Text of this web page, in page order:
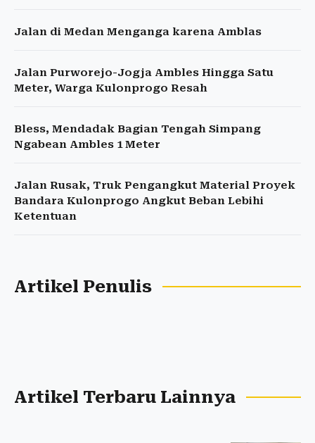
Jalan di Medan Menganga karena Amblas
Jalan Purworejo-Jogja Ambles Hingga Satu
Meter, Warga Kulonprogo Resah
Bless, Mendadak Bagian Tengah Simpang
Ngabean Ambles 1 Meter
Jalan Rusak, Truk Pengangkut Material Proyek
Bandara Kulonprogo Angkut Beban Lebihi
Ketentuan
Artikel Penulis
Artikel Terbaru Lainnya